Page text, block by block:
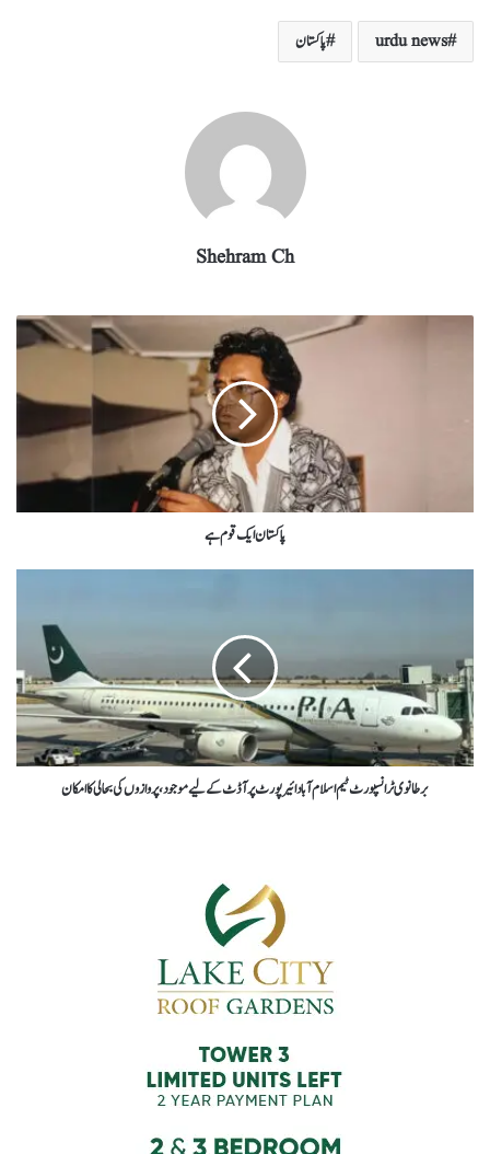
ts
A
bo
ok
tte
r
ail urdu news پاکستان
Shehram Ch
پاکستان ایک قوم ہے
برطانوی ٹرانسپورٹ ٹیم اسلام آباد ائیرپورٹ پر آڈٹ کے لیے موجود، پروازوں کی بحالی کا امکان